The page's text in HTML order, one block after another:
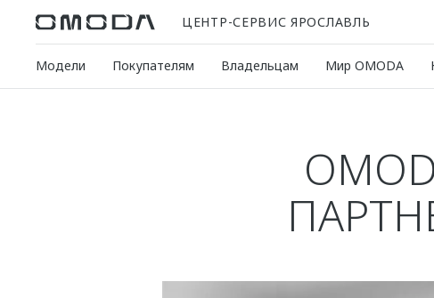
ЦЕНТР-СЕРВИС ЯРОСЛАВЛЬ
Модели Покупателям Владельцам Мир OMODA